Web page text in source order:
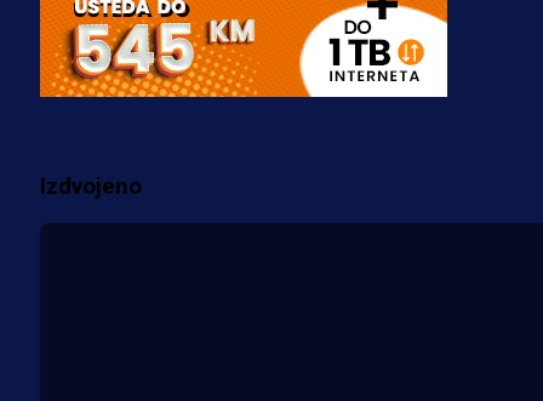
Misimović priveden: SIPA ga tereti
za pranje novca, pretresaju
prostorije FK Borac!
Više vijesti
Izdvojeno